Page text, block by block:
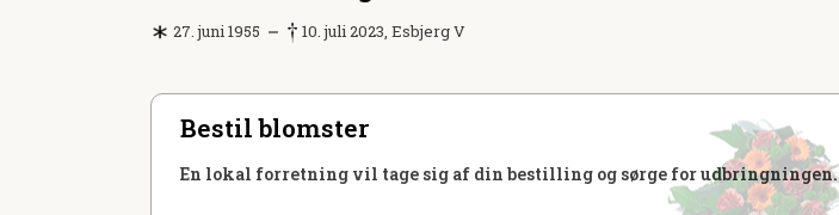
27. juni 1955 10. juli 2023, Esbjerg V
Bestil blomster
En lokal forretning vil tage sig af din bestilling og sørge for udbringningen.